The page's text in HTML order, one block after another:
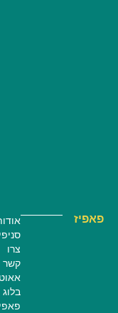
פאפיז
צרו
קשר
בלוג